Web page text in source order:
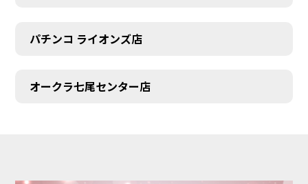
パチンコ ライオンズ店
オークラ七尾センター店